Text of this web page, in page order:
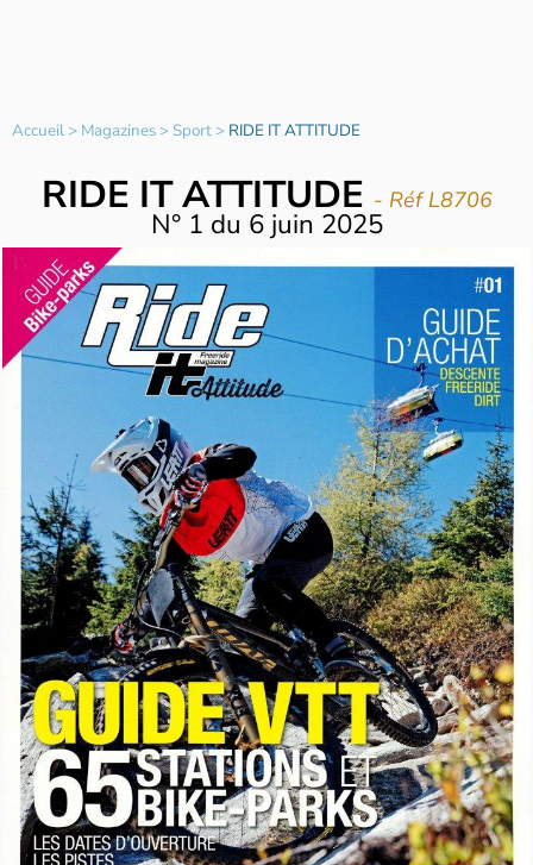
Accueil> Magazines> Sport> RIDE IT ATTITUDE
RIDE IT ATTITUDE - Réf L8706
N° 1 du 6 juin 2025